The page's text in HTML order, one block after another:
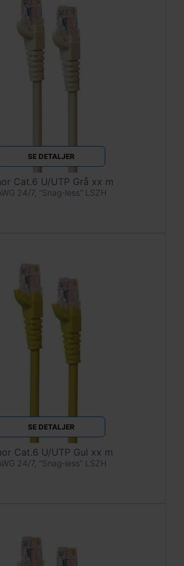
SE DETALJER
Cat.6 U/UTP Grå xx m
24/7, "Snag-less" LSZH
SE DETALJER
Cat.6 U/UTP Gul xx m
24/7, "Snag-less" LSZH